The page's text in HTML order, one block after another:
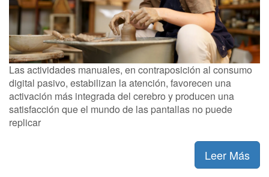
Las actividades manuales, en contraposición al consumo
digital pasivo, estabilizan la atención, favorecen una
activación más integrada del cerebro y producen una
satisfacción que el mundo de las pantallas no puede
replicar
Leer Más